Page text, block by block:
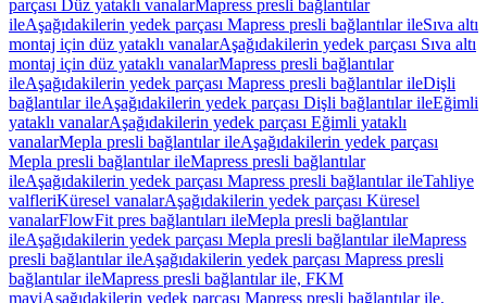
parçası Düz yataklı vanalarMapress presli bağlantılar
ileAşağıdakilerin yedek parçası Mapress presli bağlantılar ileSıva altı
montaj için düz yataklı vanalarAşağıdakilerin yedek parçası Sıva altı
montaj için düz yataklı vanalarMapress presli bağlantılar
ileAşağıdakilerin yedek parçası Mapress presli bağlantılar ileDişli
bağlantılar ileAşağıdakilerin yedek parçası Dişli bağlantılar ileEğimli
yataklı vanalarAşağıdakilerin yedek parçası Eğimli yataklı
vanalarMepla presli bağlantılar ileAşağıdakilerin yedek parçası
Mepla presli bağlantılar ileMapress presli bağlantılar
ileAşağıdakilerin yedek parçası Mapress presli bağlantılar ileTahliye
valfleriKüresel vanalarAşağıdakilerin yedek parçası Küresel
vanalarFlowFit pres bağlantıları ileMepla presli bağlantılar
ileAşağıdakilerin yedek parçası Mepla presli bağlantılar ileMapress
presli bağlantılar ileAşağıdakilerin yedek parçası Mapress presli
bağlantılar ileMapress presli bağlantılar ile, FKM
maviAşağıdakilerin yedek parçası Mapress presli bağlantılar ile,